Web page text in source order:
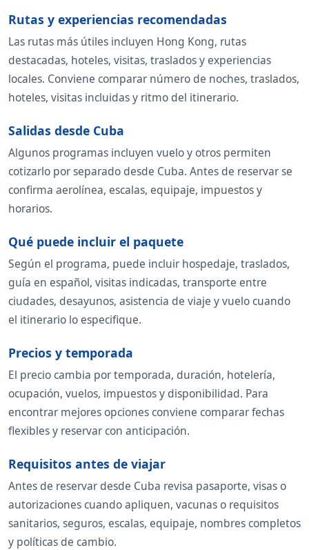
Rutas y experiencias recomendadas
Las rutas más útiles incluyen Hong Kong, rutas
destacadas, hoteles, visitas, traslados y experiencias
locales. Conviene comparar número de noches, traslados,
hoteles, visitas incluidas y ritmo del itinerario.
Salidas desde Cuba
Algunos programas incluyen vuelo y otros permiten
cotizarlo por separado desde Cuba. Antes de reservar se
confirma aerolínea, escalas, equipaje, impuestos y
horarios.
Qué puede incluir el paquete
Según el programa, puede incluir hospedaje, traslados,
guía en español, visitas indicadas, transporte entre
ciudades, desayunos, asistencia de viaje y vuelo cuando
el itinerario lo especifique.
Precios y temporada
El precio cambia por temporada, duración, hotelería,
ocupación, vuelos, impuestos y disponibilidad. Para
encontrar mejores opciones conviene comparar fechas
flexibles y reservar con anticipación.
Requisitos antes de viajar
Antes de reservar desde Cuba revisa pasaporte, visas o
autorizaciones cuando apliquen, vacunas o requisitos
sanitarios, seguros, escalas, equipaje, nombres completos
y políticas de cambio.